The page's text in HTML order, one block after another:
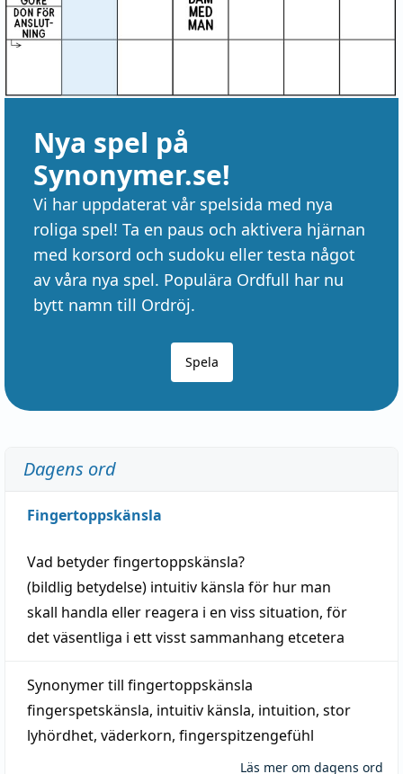
Nya spel på
Synonymer.se!
Vi har uppdaterat vår spelsida med nya
roliga spel! Ta en paus och aktivera hjärnan
med korsord och sudoku eller testa något
av våra nya spel. Populära Ordfull har nu
bytt namn till Ordröj.
Spela
Dagens ord
Fingertoppskänsla
Vad betyderfingertoppskänsla?
(bildlig betydelse) intuitiv känsla för hur man
skall handla eller reagera i en viss situation, för
det väsentliga i ett visstsammanhang etcetera
Synonymer till fingertoppskänsla
fingerspetskänsla, intuitiv känsla, intuition, stor
lyhördhet, väderkorn, fingerspitzengefühl
Läs mer om dagens ord